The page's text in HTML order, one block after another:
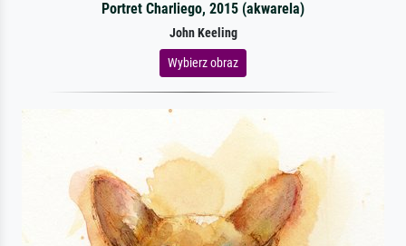
Portret Charliego, 2015 (akwarela)
John Keeling
Wybierz obraz